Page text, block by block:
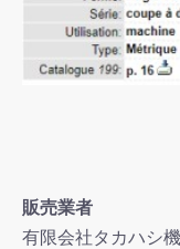
販売業者
有限会社タカハシ